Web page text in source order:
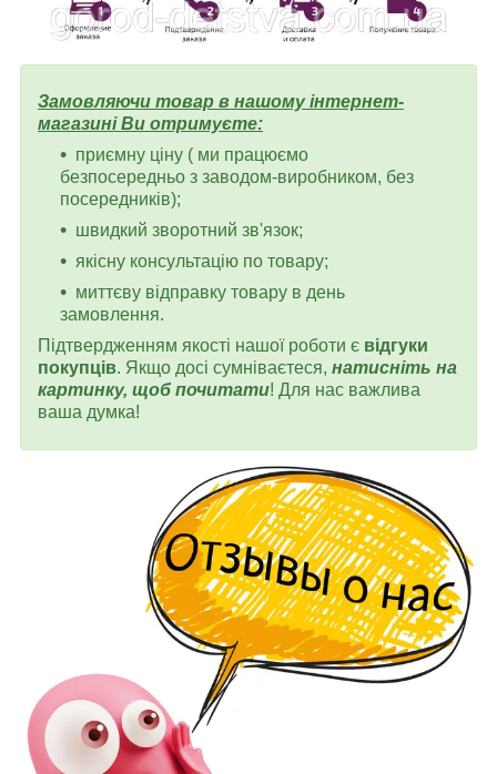
Замовляючи товар в нашому інтернет-
магазині Ви отримуєте:
приємну ціну ( ми працюємо
безпосередньо з заводом-виробником, без
посередників);
швидкий зворотний зв'язок;
якісну консультацію по товару;
миттєву відправку товару в день
замовлення.
Підтвердженням якості нашої роботи є відгуки
покупців. Якщо досі сумніваєтеся, натисніть на
картинку, щоб почитати! Для нас важлива
ваша думка!